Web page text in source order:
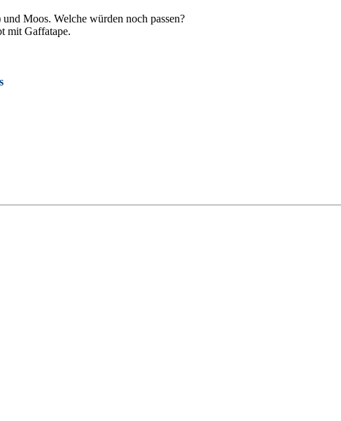
Moos. Welche würden noch passen?
mit Gaffatape.